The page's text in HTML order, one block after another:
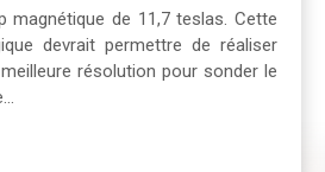
magnétique de 11,7 teslas. Cette
devrait permettre de réaliser
résolution pour sonder le